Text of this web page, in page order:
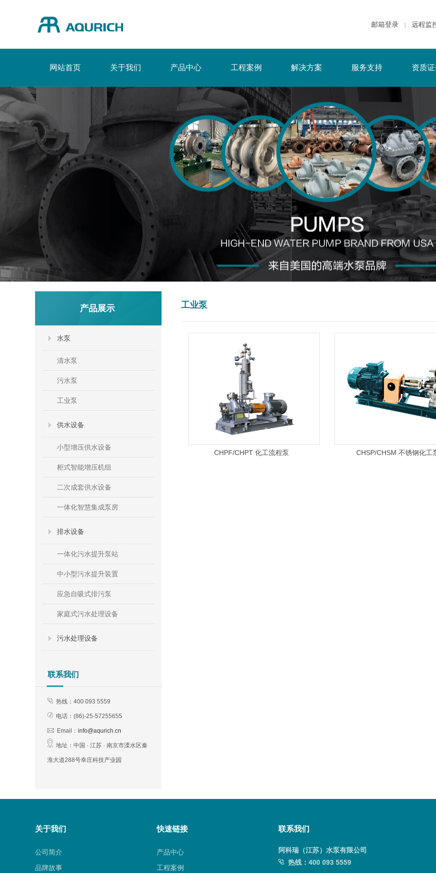
邮箱登录 远程监
网站首页 关于我们 产品中心 工程案例 解决方案 服务支持 资质
产品展示
水泵
清水泵
污水泵
工业泵
供水设备
小型增压供水设备
柜式智能增压机组
二次成套供水设备
一体化智慧集成泵房
排水设备
一体化污水提升泵站
中小型污水提升装置
应急自吸式排污泵
家庭式污水处理设备
污水处理设备
联系我们
热线：400 093 5559
电话：(86)-25-57255655
Email： info@aqurich.cn
地址： 中国 · 江苏 · 南京市溧水区秦
淮大道288号幸庄科技产业园
工业泵
CHPF/CHPT 化工流程泵 CHSP/CHSM 不锈钢化工
关于我们
公司简介
品牌故事
快速链接
产品中心
工程案例
联系我们
阿科瑞（江苏）水泵有限公司
热线： 400 093 5559